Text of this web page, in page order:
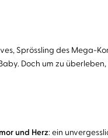
Sprössling des Mega-
Doch um zu
und Herz: ein